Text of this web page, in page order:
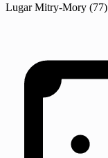
Lugar Mitry-Mory (77)